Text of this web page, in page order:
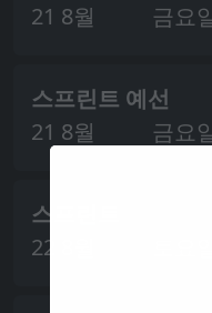
21 8월
금요
스프린트 예선
21 8월
금요
스프린트
22 8월